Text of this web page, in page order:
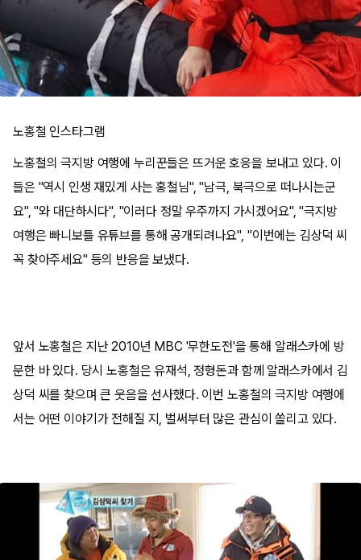
노홍철 인스타그램
노홍철의 극지방 여행에 누리꾼들은 뜨거운 호응을 보내고 있다. 이
들은 "역시 인생 재밌게 사는 홍철님", "남극, 북극으로 떠나시는군
요", "와 대단하시다", "이러다 정말 우주까지 가시겠어요", "극지방
여행은 빠니보틀 유튜브를 통해 공개되려나요", "이번에는 김상덕 씨
꼭 찾아주세요" 등의 반응을 보냈다.
앞서 노홍철은 지난 2010년 MBC '무한도전'을 통해 알래스카에 방
문한 바 있다. 당시 노홍철은 유재석, 정형돈과 함께 알래스카에서 김
상덕 씨를 찾으며 큰 웃음을 선사했다. 이번 노홍철의 극지방 여행에
서는 어떤 이야기가 전해질 지, 벌써부터 많은 관심이 쏠리고 있다.